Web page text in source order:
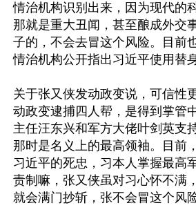
情治机构识别出来，因为现代的
那就是重大丑闻，甚至酿成外交
子的，不会去冒这个风险。目前
情治机构公开指出习近平使用替身
关于张又侠发动政变说，可信性
动政变逮捕四人帮，是得到掌管
主任汪东兴和军方大佬叶剑英支
那时是名义上的最高领袖。目前
习近平的死忠，习本人掌握最高
责制嘛，张又侠虽对习心怀不满
就会满门抄斩，张不会冒这个风险